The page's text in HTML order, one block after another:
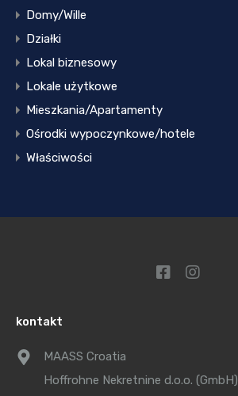
Domy/Wille
Działki
Lokal biznesowy
Lokale użytkowe
Mieszkania/Apartamenty
Ośrodki wypoczynkowe/hotele
Właściwości
kontakt
MAASS Croatia
Hoffrohne Nekretnine d.o.o. (GmbH)